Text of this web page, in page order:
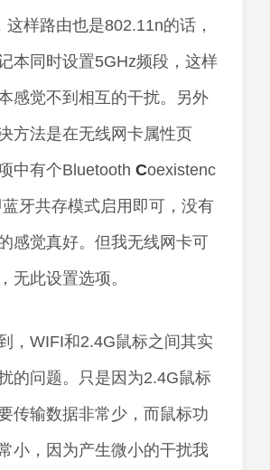
这样路由也是802.11n的话，
本同时设置5GHz频段，这样
感觉不到相互的干扰。另外
方法是在无线网卡属性页
中有个Bluetooth Coexistenc
牙共存模式启用即可，没有
感觉真好。但我无线网卡可
无此设置选项。
，WIFI和2.4G鼠标之间其实
的问题。只是因为2.4G鼠标
传输数据非常少，而鼠标功
小，因为产生微小的干扰我